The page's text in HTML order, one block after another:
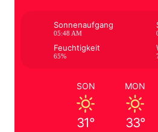
Sonnenaufgang
05:48 AM
Feuchtigkeit
65%
SON
31°
MON
33°